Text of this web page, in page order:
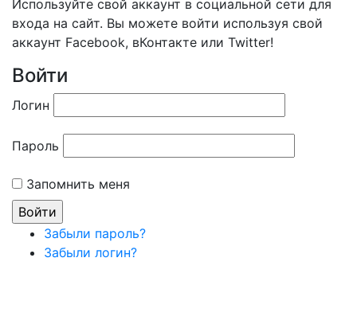
Используйте свой аккаунт в социальной сети для
входа на сайт. Вы можете войти используя свой
аккаунт Facebook, вКонтакте или Twitter!
Войти
Логин
Пароль
Запомнить меня
Забыли пароль?
Забыли логин?